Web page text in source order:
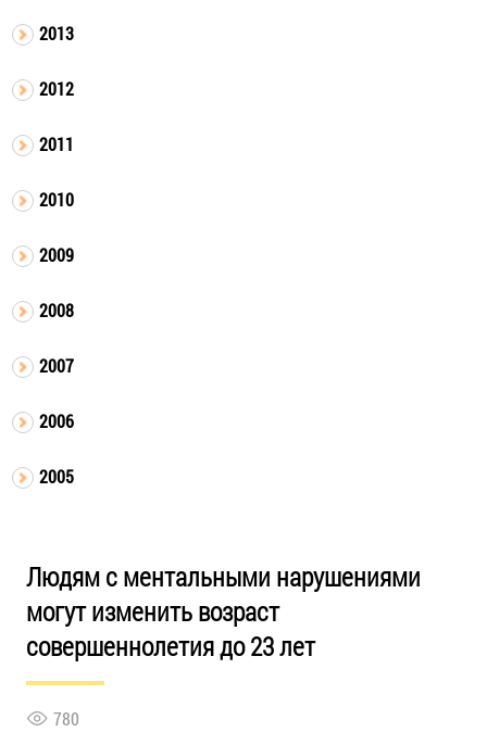
2013
2012
2011
2010
2009
2008
2007
2006
2005
Людям с ментальными нарушениями
могут изменить возраст
совершеннолетия до 23 лет
780